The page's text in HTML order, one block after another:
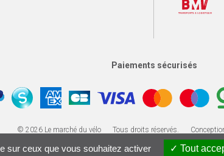
Paiements sécurisés
© 2026 Le marché du vélo Tous droits réservés. Apotekisto,
sur ceux que vous souhaitez activer Tout